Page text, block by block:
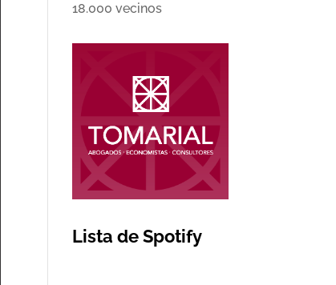
18.000 vecinos
Lista de Spotify